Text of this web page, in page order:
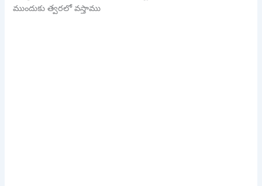
ముందుకు త్వరలో వస్తాము